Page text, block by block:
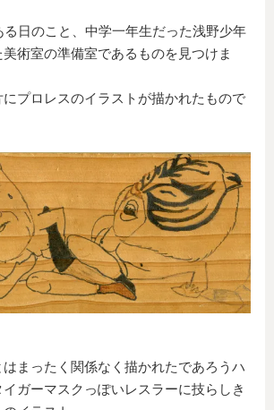
る日のこと、中学一年生だった浅野少年
術室の準備室であるものを見つけま
プロレスのイラストが描かれたもので
まったく関係なく描かれたであろうハ
ガーマスクっぽいレスラーに技らしき